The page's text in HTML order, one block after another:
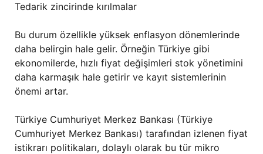
Tedarik zincirinde kırılmalar
Bu durum özellikle yüksek enflasyon dönemlerinde
daha belirgin hale gelir. Örneğin Türkiye gibi
ekonomilerde, hızlı fiyat değişimleri stok yönetimini
daha karmaşık hale getirir ve kayıt sistemlerinin
önemi artar.
Türkiye Cumhuriyet Merkez Bankası (Türkiye
Cumhuriyet Merkez Bankası) tarafından izlenen fiyat
istikrarı politikaları, dolaylı olarak bu tür mikro